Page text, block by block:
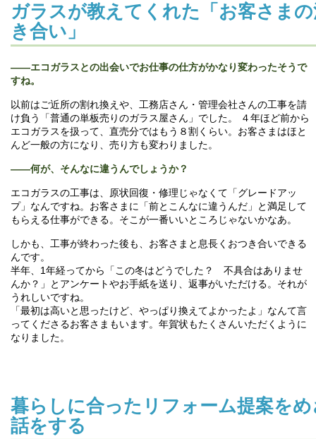
ガラスが教えてくれた「お客さま
き合い」
――エコガラスとの出会いでお仕事の仕方がかなり変わったそうで
すね。
以前はご近所の割れ換えや、工務店さん・管理会社さんの工事を請
け負う「普通の単板売りのガラス屋さん」でした。 ４年ほど前から
エコガラスを扱って、直売分ではもう８割くらい。お客さまはほと
んど一般の方になり、売り方も変わりました。
――何が、そんなに違うんでしょうか？
エコガラスの工事は、原状回復・修理じゃなくて「グレードアッ
プ」なんですね。お客さまに「前とこんなに違うんだ」と満足して
もらえる仕事ができる。そこが一番いいところじゃないかなあ。
しかも、工事が終わった後も、お客さまと息長くおつき合いできる
んです。
半年、1年経ってから「この冬はどうでした？ 不具合はありませ
んか？」とアンケートやお手紙を送り、返事がいただける。それが
うれしいですね。
「最初は高いと思ったけど、やっぱり換えてよかったよ」なんて言
ってくださるお客さまもいます。年賀状もたくさんいただくように
なりました。
暮らしに合ったリフォーム提案を
話をする